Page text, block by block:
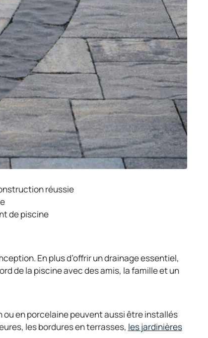
réussie
de piscine
En plus d’offrir un drainage essentiel,
de la piscine avec des amis, la famille et un
en porcelaine peuvent aussi être installés
les bordures en terrasses, les jardinières